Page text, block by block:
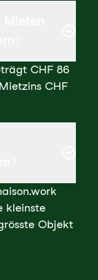
CHF 86
CHF
kleinste
Objekt